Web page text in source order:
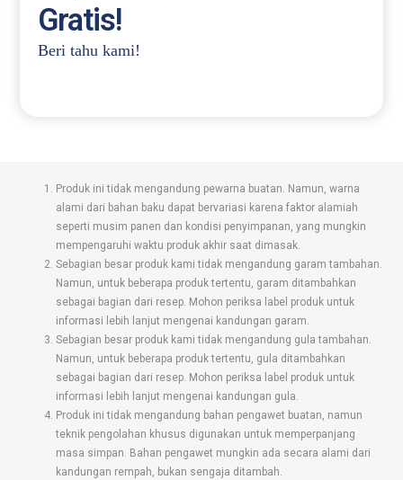
Gratis!
Beri tahu kami!
Produk ini tidak mengandung pewarna buatan. Namun, warna
alami dari bahan baku dapat bervariasi karena faktor alamiah
seperti musim panen dan kondisi penyimpanan, yang mungkin
mempengaruhi waktu produk akhir saat dimasak.
Sebagian besar produk kami tidak mengandung garam tambahan.
Namun, untuk beberapa produk tertentu, garam ditambahkan
sebagai bagian dari resep. Mohon periksa label produk untuk
informasi lebih lanjut mengenai kandungan garam.
Sebagian besar produk kami tidak mengandung gula tambahan.
Namun, untuk beberapa produk tertentu, gula ditambahkan
sebagai bagian dari resep. Mohon periksa label produk untuk
informasi lebih lanjut mengenai kandungan gula.
Produk ini tidak mengandung bahan pengawet buatan, namun
teknik pengolahan khusus digunakan untuk memperpanjang
masa simpan. Bahan pengawet mungkin ada secara alami dari
kandungan rempah, bukan sengaja ditambah.